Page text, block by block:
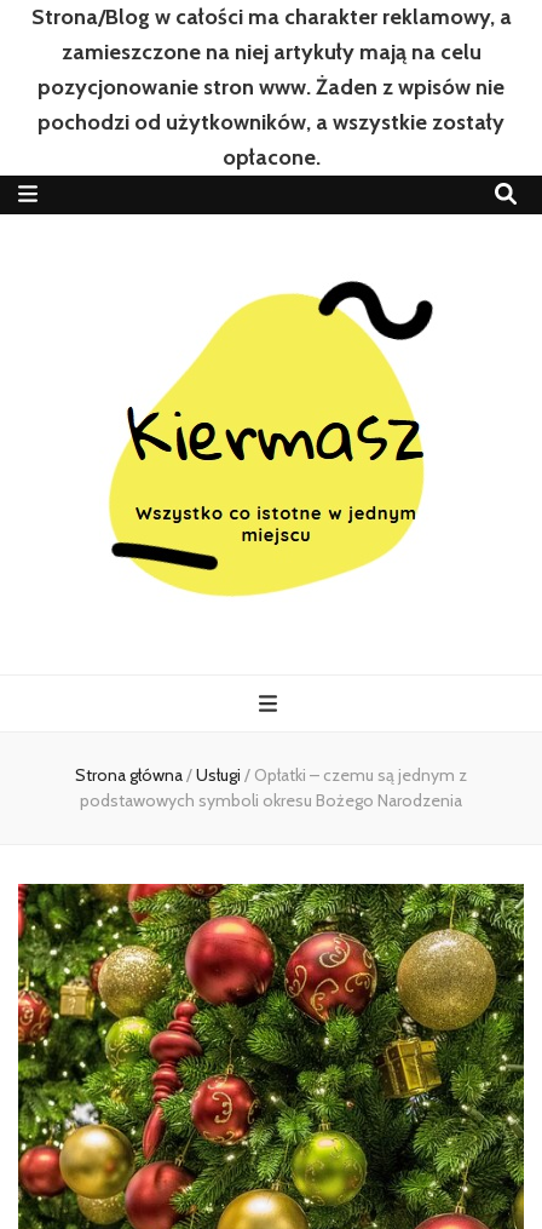
Strona/Blog w całości ma charakter reklamowy, a
zamieszczone na niej artykuły mają na celu
pozycjonowanie stron www. Żaden z wpisów nie
pochodzi od użytkowników, a wszystkie zostały
opłacone.
Strona główna/Usługi / Opłatki – czemu są jednym z
podstawowych symboli okresu Bożego Narodzenia